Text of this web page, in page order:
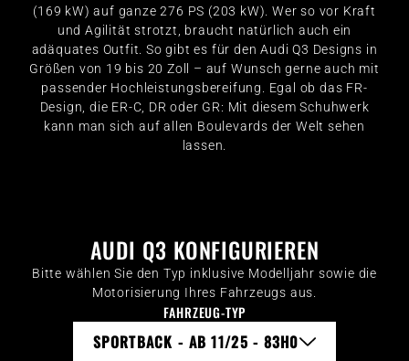
(169 kW) auf ganze 276 PS (203 kW). Wer so vor Kraft
und Agilität strotzt, braucht natürlich auch ein
adäquates Outfit. So gibt es für den Audi Q3 Designs in
Größen von 19 bis 20 Zoll – auf Wunsch gerne auch mit
passender Hochleistungsbereifung. Egal ob das FR-
Design, die ER-C, DR oder GR: Mit diesem Schuhwerk
kann man sich auf allen Boulevards der Welt sehen
lassen.
AUDI Q3 KONFIGURIEREN
Bitte wählen Sie den Typ inklusive Modelljahr sowie die
Motorisierung Ihres Fahrzeugs aus.
FAHRZEUG-TYP
SPORTBACK - AB 11/25 - 83H0